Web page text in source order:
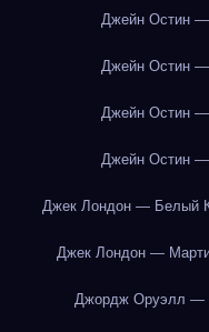
Джейн Остин —
Джейн Остин —
Джейн Остин —
Джейн Остин —
Джек Лондон — Белый
Джек Лондон —
Джордж Оруэлл —